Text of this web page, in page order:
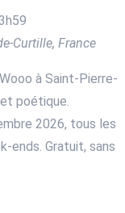
Curtille, France
à Saint-Pierre-
poétique.
2026, tous les
ends. Gratuit, sans